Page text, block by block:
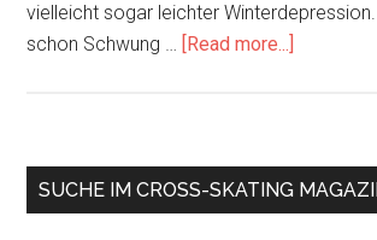
vielleicht sogar leichter
schon Schwung …
[Read more...]
Herbst
Primary
SUCHE IM CROSS-SKATING